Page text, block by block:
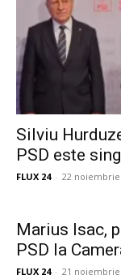
Silviu
PSD este
FLUX 24 - 22 noiembrie
Marius Isac,
PSD la
FLUX 24 - 21 noiembrie